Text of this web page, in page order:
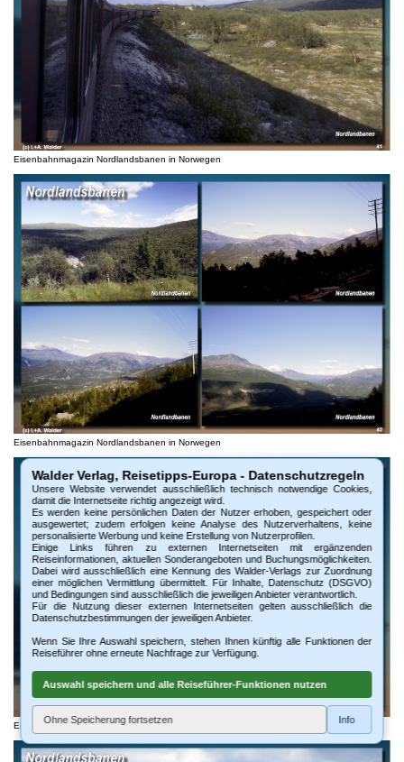
Eisenbahnmagazin Nordlandsbanen in Norwegen
Eisenbahnmagazin Nordlandsbanen in Norwegen
Eisenbahnmagazin Nordlandsbanen in Norwegen
Walder Verlag, Reisetipps-Europa - Datenschutzregeln
Unsere Website verwendet ausschließlich technisch notwendige Cookies,
damit die Internetseite richtig angezeigt wird.
Es werden keine persönlichen Daten der Nutzer erhoben, gespeichert oder
ausgewertet; zudem erfolgen keine Analyse des Nutzerverhaltens, keine
personalisierte Werbung und keine Erstellung von Nutzerprofilen.
Einige Links führen zu externen Internetseiten mit ergänzenden
Reiseinformationen, aktuellen Sonderangeboten und Buchungsmöglichkeiten.
Dabei wird ausschließlich eine Kennung des Walder-Verlags zur Zuordnung
einer möglichen Vermittlung übermittelt. Für Inhalte, Datenschutz (DSGVO)
und Bedingungen sind ausschließlich die jeweiligen Anbieter verantwortlich.
Für die Nutzung dieser externen Internetseiten gelten ausschließlich die
Datenschutzbestimmungen der jeweiligen Anbieter.
Wenn Sie Ihre Auswahl speichern, stehen Ihnen künftig alle Funktionen der
Reiseführer ohne erneute Nachfrage zur Verfügung.
Auswahl speichern und alle Reiseführer-Funktionen nutzen
Ohne Speicherung fortsetzen Info